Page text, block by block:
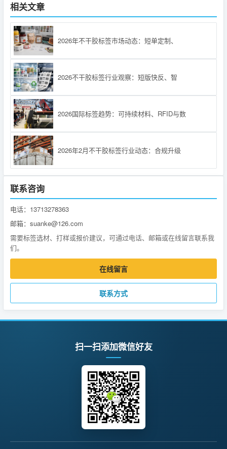
相关文章
2026年不干胶标签市场动态：短单定制、
2026不干胶标签行业观察：短版快反、智
2026国际标签趋势：可持续材料、RFID与数
2026年2月不干胶标签行业动态：合规升级
联系咨询
电话：13713278363
邮箱：suanke@126.com
需要标签选材、打样或报价建议，可通过电话、邮箱或在线留言联系我
们。
在线留言
联系方式
扫一扫添加微信好友